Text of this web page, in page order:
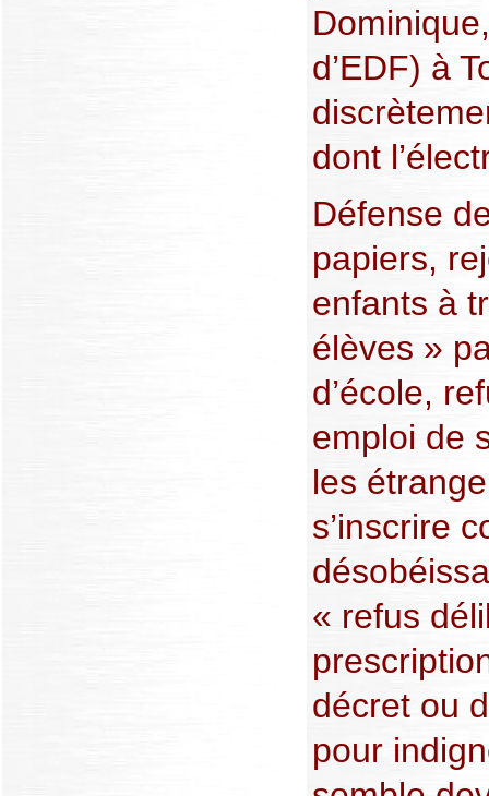
d’EDF) à
dont
Défense
papiers,
enfants à
élèves »
d’école,
emploi de
les
s’inscrire
« refus
décret ou
pour